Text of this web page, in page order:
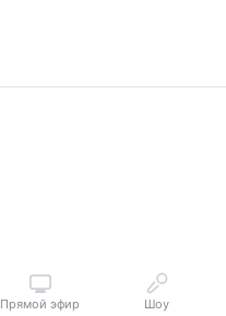
Прямой эфир Шоу